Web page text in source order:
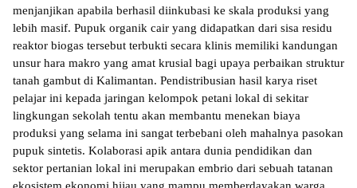
menjanjikan apabila berhasil diinkubasi ke skala produksi yang
lebih masif. Pupuk organik cair yang didapatkan dari sisa residu
reaktor biogas tersebut terbukti secara klinis memiliki kandungan
unsur hara makro yang amat krusial bagi upaya perbaikan struktur
tanah gambut di Kalimantan. Pendistribusian hasil karya riset
pelajar ini kepada jaringan kelompok petani lokal di sekitar
lingkungan sekolah tentu akan membantu menekan biaya
produksi yang selama ini sangat terbebani oleh mahalnya pasokan
pupuk sintetis. Kolaborasi apik antara dunia pendidikan dan
sektor pertanian lokal ini merupakan embrio dari sebuah tatanan